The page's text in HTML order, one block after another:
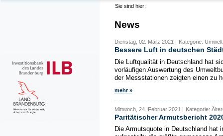
Sie sind hier:
News
Dienstag, 02. März 2021 | Kategorie:
Bessere Luft in deutschen
Die Luftqualität in Deutschland hat
vorläufigen Auswertung des
der Messstationen zeigten einen zu
mehr »
Mittwoch, 24. Februar 2021 | Kategorie:
Paritätischer Armutsbericht
Die Armutsquote in Deutschland hat